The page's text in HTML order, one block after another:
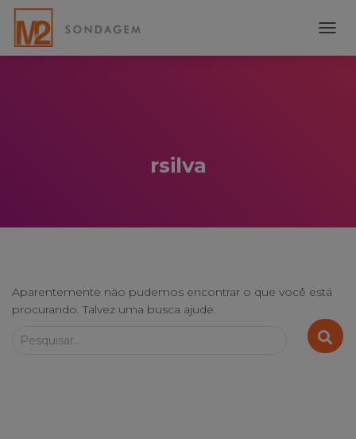
rsilva
Aparentemente não pudemos encontrar o que você está
procurando. Talvez uma busca ajude.
Pesquisar...